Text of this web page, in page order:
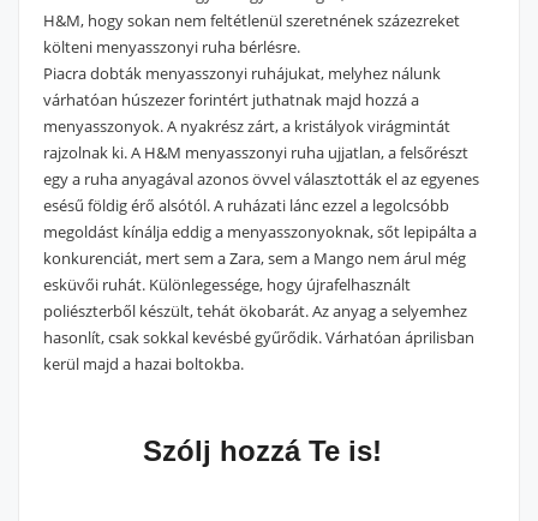
H&M, hogy sokan nem feltétlenül szeretnének százezreket
költeni menyasszonyi ruha bérlésre.
Piacra dobták menyasszonyi ruhájukat, melyhez nálunk
várhatóan húszezer forintért juthatnak majd hozzá a
menyasszonyok.A nyakrész zárt, a kristályok virágmintát
rajzolnak ki. A H&M menyasszonyi ruha ujjatlan, a felsőrészt
egy a ruha anyagával azonos övvel választották el az egyenes
esésű földig érő alsótól. A ruházati lánc ezzel a legolcsóbb
megoldást kínálja eddig a menyasszonyoknak, sőt lepipálta a
konkurenciát, mert sem a Zara, sem a Mango nem árul még
esküvői ruhát. Különlegessége, hogy újrafelhasznált
poliészterből készült, tehát ökobarát. Az anyag a selyemhez
hasonlít, csak sokkal kevésbé gyűrődik. Várhatóan áprilisban
kerül majd a hazai boltokba.
Szólj hozzá Te is!